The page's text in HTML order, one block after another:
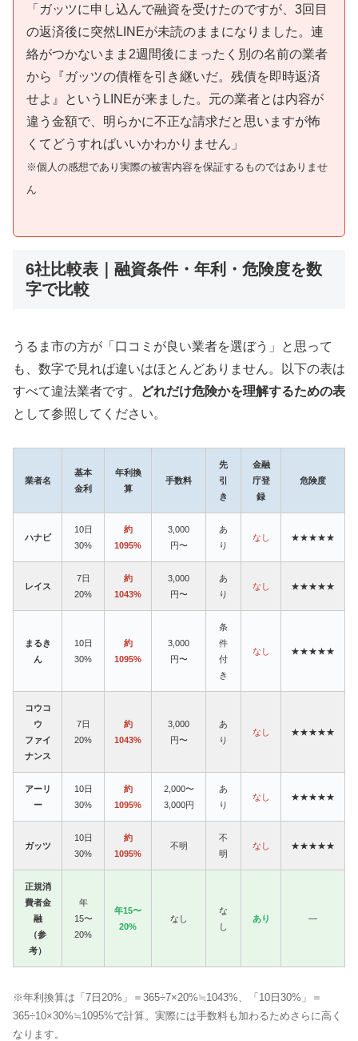
「ガッツに申し込んで融資を受けたのですが、3回目
の返済後に突然LINEが未読のままになりました。連
絡がつかないまま2週間後にまったく別の名前の業者
から『ガッツの債権を引き継いだ。残債を即時返済
せよ』というLINEが来ました。元の業者とは内容が
違う金額で、明らかに不正な請求だと思いますが怖
くてどうすればいいかわかりません」
※個人の感想であり実際の被害内容を保証するものではありませ
ん
6社比較表｜融資条件・年利・危険度を数
字で比較
うるま市の方が「口コミが良い業者を選ぼう」と思って
も、数字で見れば違いはほとんどありません。以下の表は
すべて違法業者です。
どれだけ危険かを理解するための表
として参照してください。
業者名
基本
金利
年利換
算
手数料
先
引
き
金融
庁登
録
危険度
ハナビ
10日
30%
約
1095%
3,000
円〜
あ
り
なし ★★★★★
レイス
7日
20%
約
1043%
3,000
円〜
あ
り
なし ★★★★★
まるき
ん
10日
30%
約
1095%
3,000
円〜
条
件
付
き
なし ★★★★★
コウコ
ウ
ファイ
ナンス
7日
20%
約
1043%
3,000
円〜
あ
り
なし ★★★★★
アーリ
ー
10日
30%
約
1095%
2,000〜
3,000円
あ
り
なし ★★★★★
ガッツ
10日
30%
約
1095%
不明
不
明
なし ★★★★★
正規消
費者金
融
（参
考）
年
15〜
20%
年15〜
20%
なし
な
し
あり —
※年利換算は「7日20%」＝365÷7×20%≒1043%、「10日30%」＝
365÷10×30%≒1095%で計算。実際には手数料も加わるためさらに高く
なります。